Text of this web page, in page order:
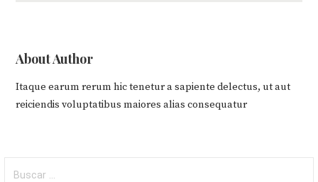
About Author
Itaque earum rerum hic tenetur a sapiente delectus, ut aut
reiciendis voluptatibus maiores alias consequatur